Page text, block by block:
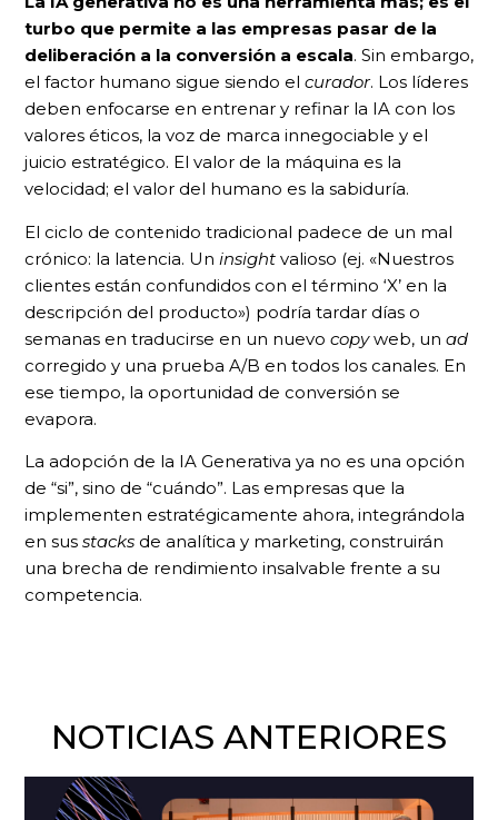
turbo que permite a las empresas pasar de la
deliberación a la conversión a escala. Sin embargo,
el factor humano sigue siendo el curador. Los líderes
deben enfocarse en entrenar y refinar la IA con los
valores éticos, la voz de marca innegociable y el
juicio estratégico. El valor de la máquina es la
velocidad; el valor del humano es la sabiduría.
El ciclo de contenido tradicional padece de un mal
crónico: la latencia. Un insight valioso (ej. «Nuestros
clientes están confundidos con el término ‘X’ en la
descripción del producto») podría tardar días o
semanas en traducirse en un nuevo copyweb, un ad
corregido y una prueba A/B en todos los canales. En
ese tiempo, la oportunidad de conversión se
evapora.
La adopción de la IA Generativa ya no es una opción
de “si”, sino de “cuándo”. Las empresas que la
implementen estratégicamente ahora, integrándola
en sus stacks de analítica y marketing, construirán
una brecha de rendimiento insalvable frente a su
competencia.
NOTICIAS ANTERIORES